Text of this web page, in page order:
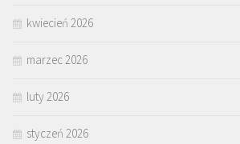
kwiecień 2026
marzec 2026
luty 2026
styczeń 2026